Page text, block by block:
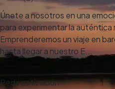
9 h
Únete a nosotros en una
para experimentar la auténtica
Emprenderemos un viaje en
hasta llegar a nuestro E...
Pedir cotización